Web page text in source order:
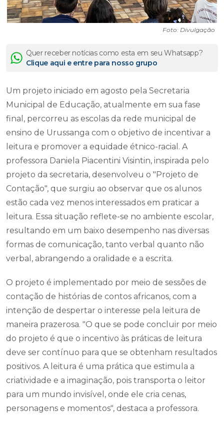
Foto: Divulgação
Quer receber notícias como esta em seu Whatsapp?
Clique aqui e entre para nosso grupo
Um projeto iniciado em agosto pela Secretaria
Municipal de Educação, atualmente em sua fase
final, percorreu as escolas da rede municipal de
ensino de Urussanga com o objetivo de incentivar a
leitura e promover a equidade étnico-racial. A
professora Daniela Piacentini Visintin, inspirada pelo
projeto da secretaria, desenvolveu o "Projeto de
Contação", que surgiu ao observar que os alunos
estão cada vez menos interessados em praticar a
leitura. Essa situação reflete-se no ambiente escolar,
resultando em um baixo desempenho nas diversas
formas de comunicação, tanto verbal quanto não
verbal, abrangendo a oralidade e a escrita.
O projeto é implementado por meio de sessões de
contação de histórias de contos africanos, com a
intenção de despertar o interesse pela leitura de
maneira prazerosa. "O que se pode concluir por meio
do projeto é que o incentivo às práticas de leitura
deve ser contínuo para que se obtenham resultados
positivos. A leitura é uma prática que estimula a
criatividade e a imaginação, pois transporta o leitor
para um mundo invisível, onde ele cria cenas,
personagens e momentos", destaca a professora.